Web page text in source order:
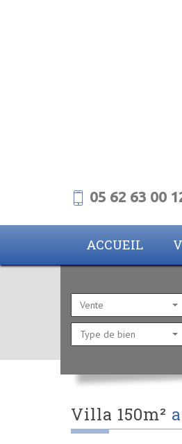
05 62 63 00
ACCUEIL
Vente
Type de bien
villa 150m²